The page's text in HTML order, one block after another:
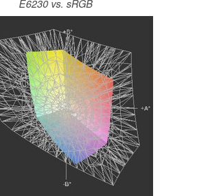
E6230 vs. sRGB